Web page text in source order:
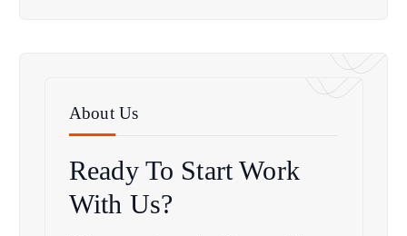
About Us
Ready To StartWork
With Us?